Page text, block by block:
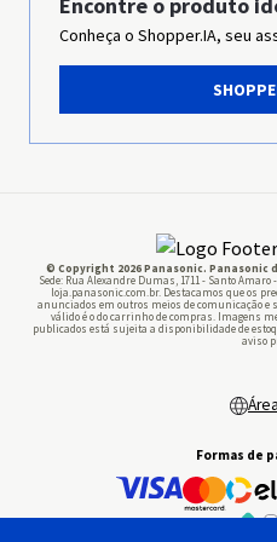
Grupo Panasonic
Imprensa
Panasonic Business
Conheça o Shopper.IA, seu
© Copyright 2026 Panasonic. Panasonic
Sede: Rua Alexandre Dumas, 1711 - Santo Amaro -
loja.panasonic.com.br. Destacamos que os
anunciados em outros meios de comunicação e
válido é o do carrinho de compras. Imagens
publicados está sujeita a disponibilidade de
aviso
Formas de